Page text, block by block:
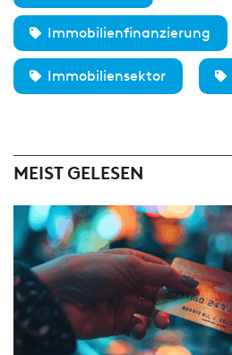
Immobilienfinanzierung
Immobiliensektor
MEIST GELESEN